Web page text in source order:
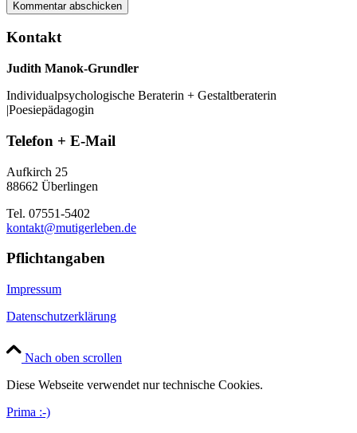
Kontakt
Judith Manok-Grundler
Individualpsychologische Beraterin + Gestaltberaterin
|Poesiepädagogin
Telefon + E-Mail
Aufkirch 25
88662 Überlingen
Tel. 07551-5402
kontakt@mutigerleben.de
Pflichtangaben
Impressum
Datenschutzerklärung
Nach oben scrollen
Diese Webseite verwendet nur technische Cookies.
Prima :-)